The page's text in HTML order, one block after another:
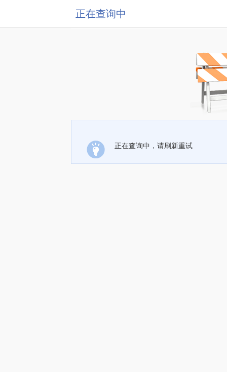
正在查询中
正在查询中，请刷新重试